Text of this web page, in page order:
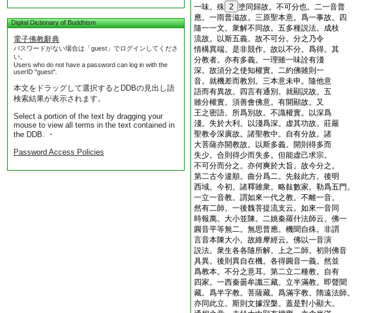
Digital Dictionary of Buddhism
電子佛教辭典
パスワードがない場合は「guest」でログインしてくださ
い。
Users who do not have a password can log in with the
userID "guest".
本文をドラッグして選択するとDDBの見出し語
検索結果が表示されます。
Select a portion of the text by dragging your
mouse to view all terms in the text contained in
the DDB. ・
Password Access Policies
一味。殊 2 塗同歸故。不可分也。二一音普
應。一雨普滋故。三原聖本意。爲一事故。四
隨一一文。衆解不同故。五多種説法。成枝
流故。以斯五義。故不可分。分之乃令
情構異端。是非競作。故以不分。爲得。其
分教者。亦有多義。一理雖一味詮有淺
深。故須分之使知權實。二約佛雖則一
音。就機差而教別。三本意未申。隨他意
語而有異故。四言有通別。就顯説故。五
雖分權實。須善會佛意。有開顯故。又
王之密語。所爲別故。不識權實。以深爲
淺。失於大利。以淺爲深。虚其功故。莊嚴
聖教令深廣故。諸聖教中。自有分故。諸
大菩薩亦開教故。以斯多義。開則得多而
失少。合則得少而失多。但能虚己求宗。
不可分而分之。亦何爽於大旨。故今分之。
第二古今違順。曲分爲二。先敍此方。後明
西域。今初。諸釋雖衆。略敍數家。勒爲五門。
一立一音教。謂如來一代之教。不離一音。
然有二師。一後魏菩提流支云。如來一音同
時報萬。大小並陳。二姚秦羅什法師云。佛一
圓音平等無二。無思普應。機聞自殊。非謂
言音本陳大小。故維摩經云。佛以一音演
説法。衆生各各隨所解。上之二師。初則佛音
具異。後則異自在機。各得圓音一義。然並
爲教本。不分之意耳。第二立二種教。自有
四家。一西秦曇牟讖三藏。立半滿教。即聲聞
藏。爲半字教。菩薩藏。爲滿字教。隋遠法師。
亦同此立。斯則文據涅槃。蓋是對小顯大。